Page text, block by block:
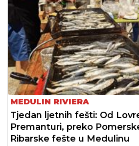
MEDULIN RIVIERA
Tjedan ljetnih fešti: Od
Premanturi, preko
Ribarske fešte u Medulinu